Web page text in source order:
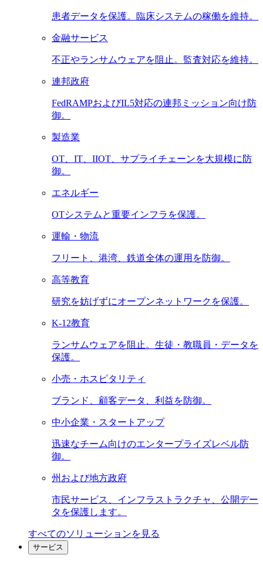
患者データを保護。臨床システムの稼働を維持。
金融サービス
不正やランサムウェアを阻止。監査対応を維持。
連邦政府
FedRAMPおよびIL5対応の連邦ミッション向け防
御。
製造業
OT、IT、IIOT、サプライチェーンを大規模に防
御。
エネルギー
OTシステムと重要インフラを保護。
運輸・物流
フリート、港湾、鉄道全体の運用を防御。
高等教育
研究を妨げずにオープンネットワークを保護。
K-12教育
ランサムウェアを阻止。生徒・教職員・データを
保護。
小売・ホスピタリティ
ブランド、顧客データ、利益を防御。
中小企業・スタートアップ
迅速なチーム向けのエンタープライズレベル防
御。
州および地方政府
市民サービス、インフラストラクチャ、公開デー
タを保護します。
すべてのソリューションを見る
サービス